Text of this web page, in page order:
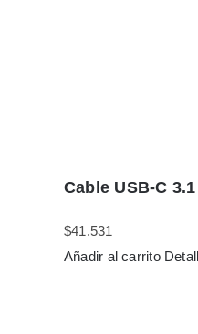
Cable USB-C
$41.531
Añadir al carrito